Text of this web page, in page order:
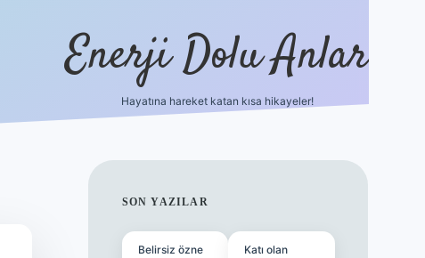
Enerji Dolu Anlar
Hayatına hareket katan kısa hikayeler!
SIDEBAR
SON YAZILAR
Belirsiz özne
Katı olan
betexper güncel